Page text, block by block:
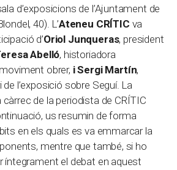
d’exposicions de l’Ajuntament de
40). L’Ateneu CRÍTIC va
d’Oriol Junqueras, president
Abelló, historiadora
obrer, iSergi Martín,
l’exposició sobre Seguí. La
de la periodista de CRÍTIC
us resumin de forma
en els quals es va emmarcar la
mentre que també, si ho
íntegrament el debat en aquest